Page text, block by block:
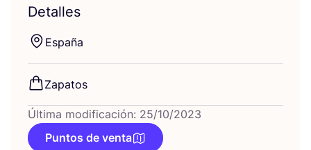
Detalles
Espa­ña
Zapa­tos
Última modificación: 25/10/2023
Puntos de venta